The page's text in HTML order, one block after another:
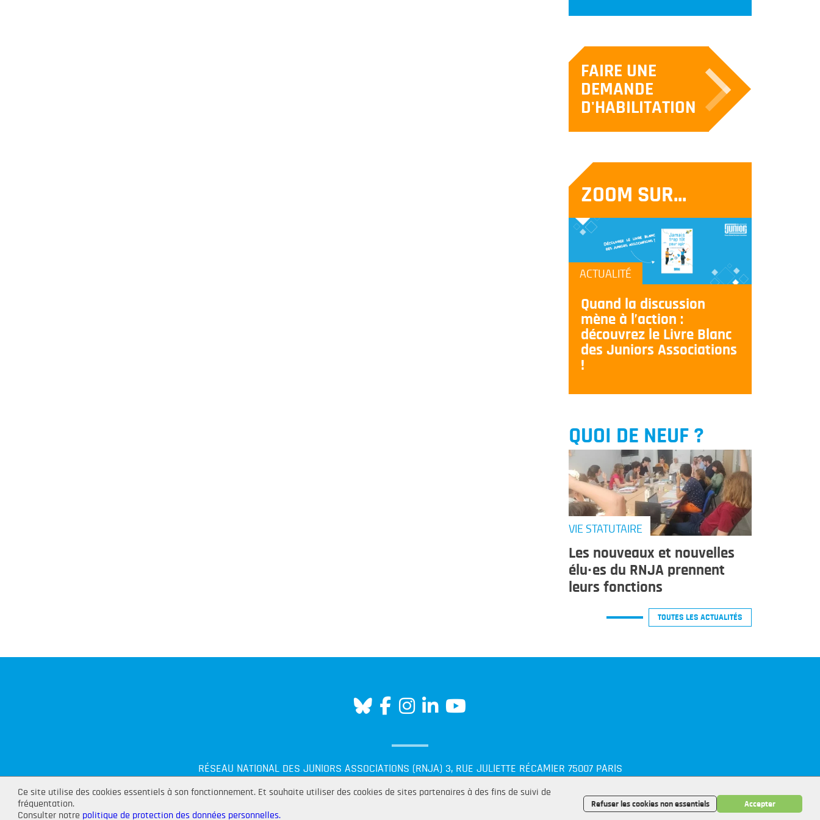
Ce site utilise des cookies essentiels à son fonctionnement. Et souhaite utiliser des cookies de sites partenaires à des fins de suivi de
fréquentation.
Consulter notre politique de protection des données personnelles.
Refuser les cookies non essentiels Accepter
FAIRE UNE
DEMANDE
D'HABILITATION
ZOOM SUR...
ACTUALITÉ
Quand la discussion
mène à l’action :
découvrez le Livre Blanc
des Juniors Associations
!
QUOI DE NEUF ?
VIE STATUTAIRE
Les nouveaux et nouvelles
élu·es du RNJA prennent
leurs fonctions
TOUTES LES ACTUALITÉS
RÉSEAU NATIONAL DES JUNIORS ASSOCIATIONS (RNJA) 3, RUE JULIETTE RÉCAMIER 75007 PARIS